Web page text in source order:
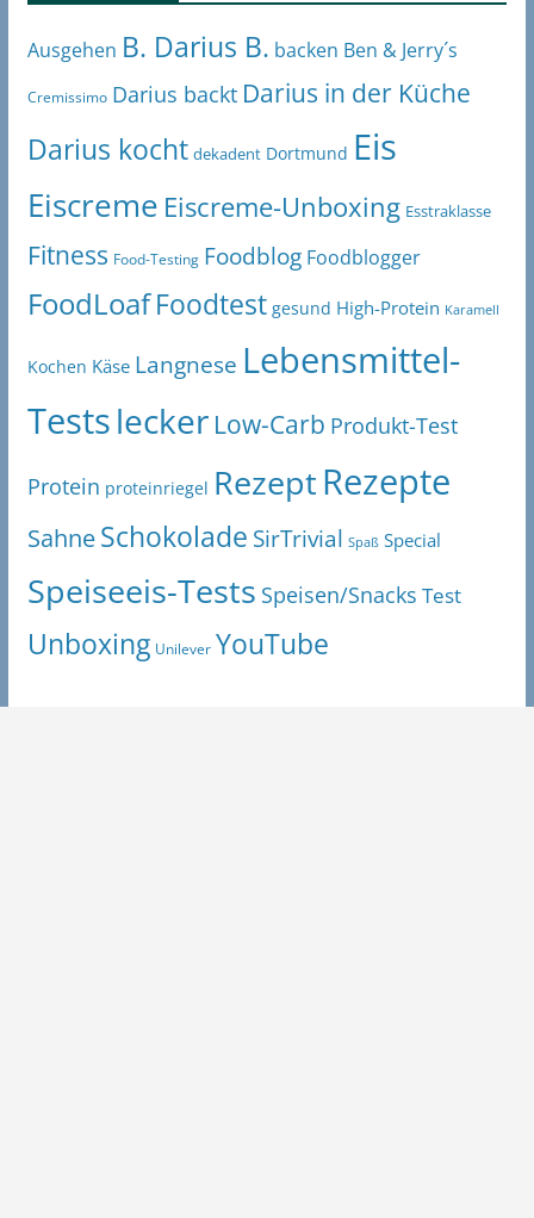
Ausgehen B. Darius B. backen Ben & Jerry´s
Cremissimo Darius backt Darius in der Küche
Darius kocht dekadent Dortmund Eis
Eiscreme Eiscreme-Unboxing Esstraklasse
Fitness Food-Testing Foodblog Foodblogger
FoodLoaf Foodtest gesund High-Protein Karamell
Kochen Käse Langnese Lebensmittel-
Testslecker Low-Carb Produkt-Test
Protein proteinriegel RezeptRezepte
SahneSchokolade SirTrivial Spaß Special
Speiseeis-Tests Speisen/Snacks Test
Unboxing Unilever YouTube